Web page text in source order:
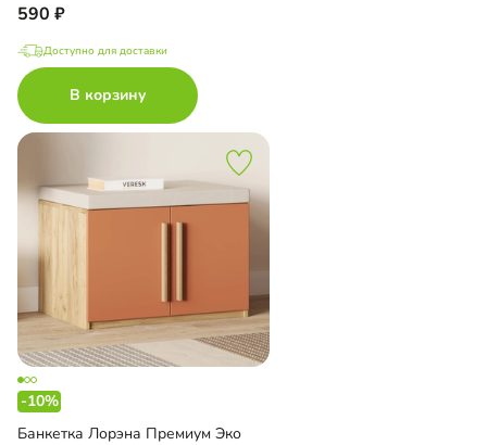
590
Доступно для доставки
В корзину
-10%
Банкетка Лорэна Премиум Эко